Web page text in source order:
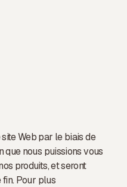
Web par le biais de
nous puissions vous
produits, et seront
Pour plus